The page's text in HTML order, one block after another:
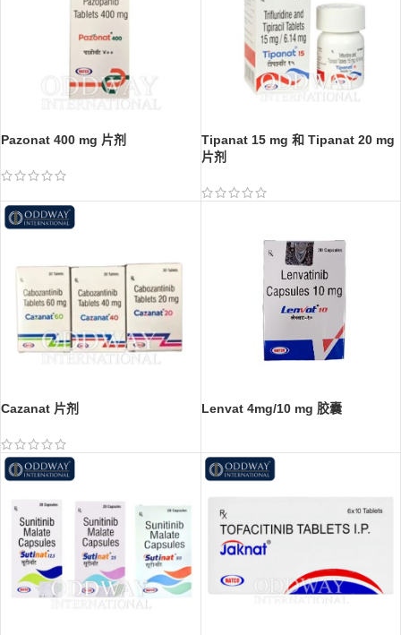
Pazonat 400 mg 片剂
Tipanat 15 mg 和 Tipanat 20 mg
片剂
Cazanat 片剂 Lenvat 4mg/10 mg 胶囊